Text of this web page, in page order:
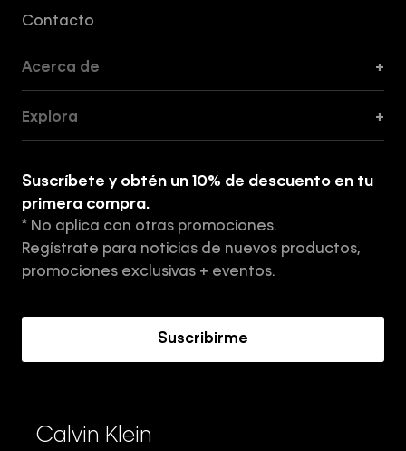
Contacto
Acerca de +
Tiendas
Aviso de privacidad
Términos y Condiciones
Explora +
Suscríbete y obtén un 10% de descuento en tu
primera compra.
* No aplica con otras promociones.
Regístrate para noticias de nuevos productos,
promociones exclusivas + eventos.
Suscribirme
Calvin Klein